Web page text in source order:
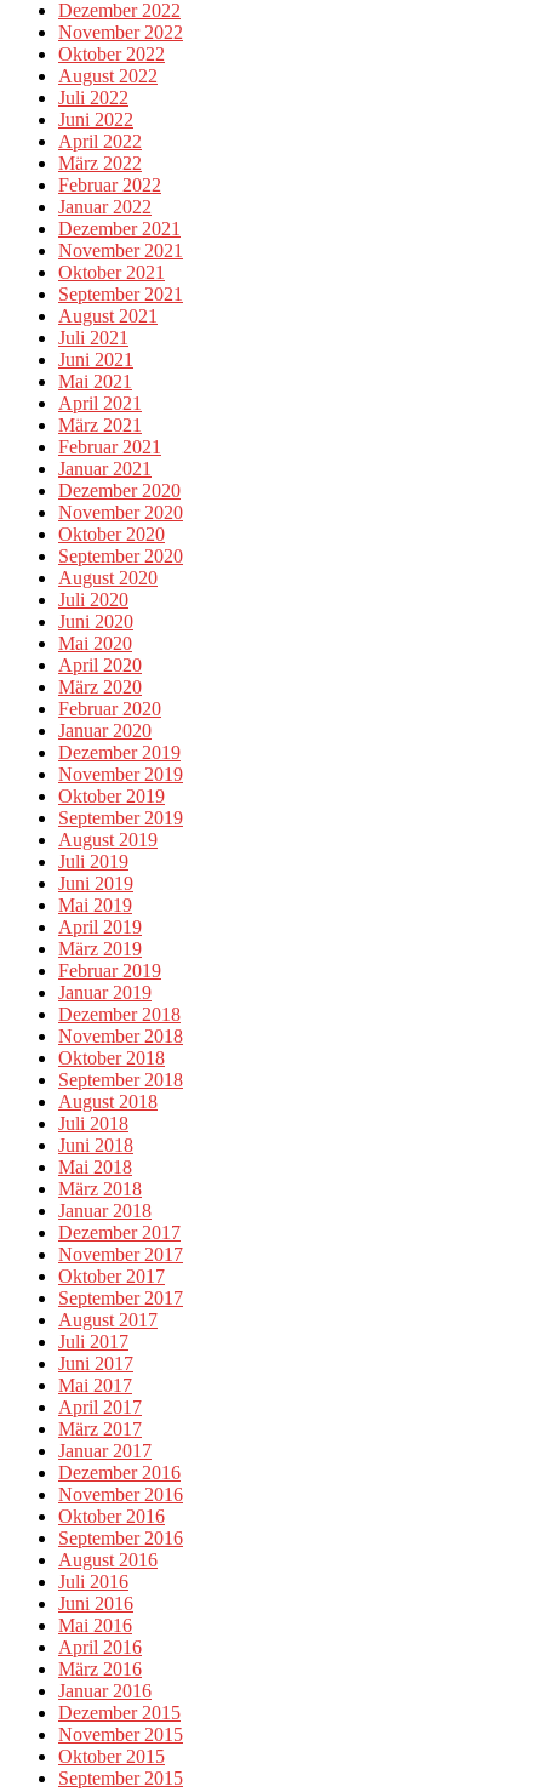
Dezember 2022
November 2022
Oktober 2022
August 2022
Juli 2022
Juni 2022
April 2022
März 2022
Februar 2022
Januar 2022
Dezember 2021
November 2021
Oktober 2021
September 2021
August 2021
Juli 2021
Juni 2021
Mai 2021
April 2021
März 2021
Februar 2021
Januar 2021
Dezember 2020
November 2020
Oktober 2020
September 2020
August 2020
Juli 2020
Juni 2020
Mai 2020
April 2020
März 2020
Februar 2020
Januar 2020
Dezember 2019
November 2019
Oktober 2019
September 2019
August 2019
Juli 2019
Juni 2019
Mai 2019
April 2019
März 2019
Februar 2019
Januar 2019
Dezember 2018
November 2018
Oktober 2018
September 2018
August 2018
Juli 2018
Juni 2018
Mai 2018
März 2018
Januar 2018
Dezember 2017
November 2017
Oktober 2017
September 2017
August 2017
Juli 2017
Juni 2017
Mai 2017
April 2017
März 2017
Januar 2017
Dezember 2016
November 2016
Oktober 2016
September 2016
August 2016
Juli 2016
Juni 2016
Mai 2016
April 2016
März 2016
Januar 2016
Dezember 2015
November 2015
Oktober 2015
September 2015